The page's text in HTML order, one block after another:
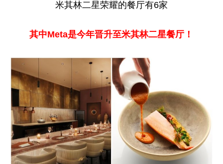
米其林二星荣耀的餐厅有6家
其中Meta是今年晋升至米其林二星餐厅！